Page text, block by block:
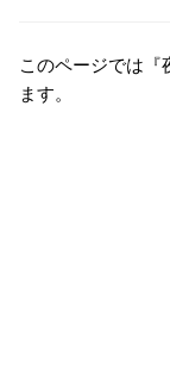
このページでは『
ます。